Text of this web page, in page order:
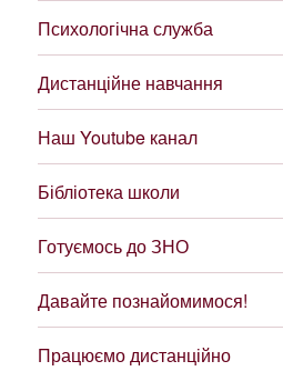
Психологічна служба
Дистанційне навчання
Наш Youtube канал
Бібліотека школи
Готуємось до ЗНО
Давайте познайомимося!
Працюємо дистанційно